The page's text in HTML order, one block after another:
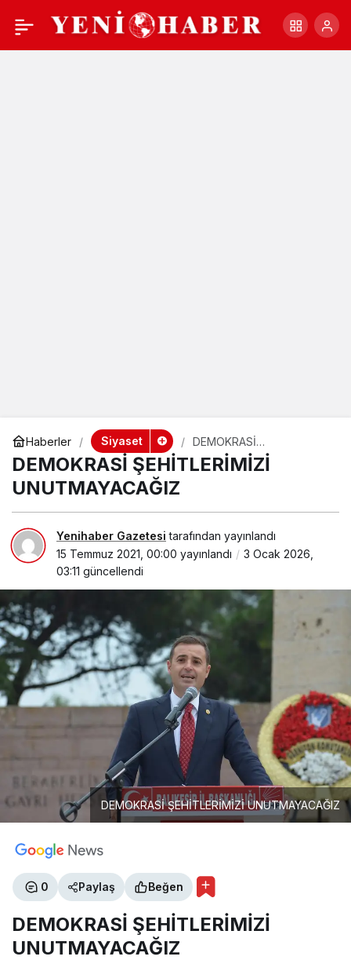
Haberler Siyaset
DEMOKRASİ
ŞEHİTLERİMİZİ
UNUTMAYACAĞIZ
DEMOKRASİ ŞEHİTLERİMİZİ
UNUTMAYACAĞIZ
Yenihaber Gazetesi tarafından yayınlandı
15 Temmuz 2021, 00:00 yayınlandı
3 Ocak 2026,
03:11 güncellendi
DEMOKRASİ ŞEHİTLERİMİZİ UNUTMAYACAĞIZ
0 Paylaş Beğen
DEMOKRASİ ŞEHİTLERİMİZİ
UNUTMAYACAĞIZ
CHP’li Şahin, + - Paylaş